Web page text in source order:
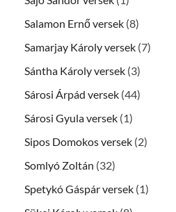
Salamon Ernő versek (8)
Samarjay Károly versek (7)
Sántha Károly versek (3)
Sárosi Árpád versek (44)
Sárosi Gyula versek (1)
Sipos Domokos versek (2)
Somlyó Zoltán (32)
Spetykó Gáspár versek (1)